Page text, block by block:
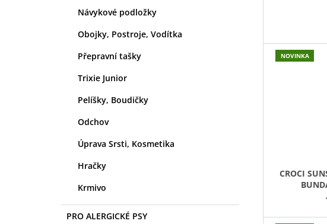
Návykové podložky
Obojky, Postroje, Vodítka
Přepravní tašky
Trixie Junior
Pelíšky, Boudičky
Odchov
Úprava Srsti, Kosmetika
Hračky
Krmivo
PRO ALERGICKÉ PSY
NOVINKA
CROCI